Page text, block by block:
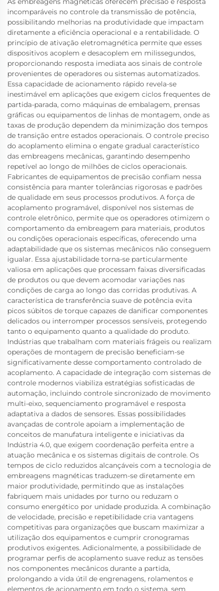
incomparáveis no controle da transmissão de potência,
possibilitando melhorias na produtividade que impactam
diretamente a eficiência operacional e a rentabilidade. O
princípio de ativação eletromagnética permite que esses
dispositivos acoplem e desacoplem em milissegundos,
proporcionando resposta imediata aos sinais de controle
provenientes de operadores ou sistemas automatizados.
Essa capacidade de acionamento rápido revela-se
inestimável em aplicações que exigem ciclos frequentes de
partida-parada, como máquinas de embalagem, prensas
gráficas ou equipamentos de linhas de montagem, onde as
taxas de produção dependem da minimização dos tempos
de transição entre estados operacionais. O controle preciso
do acoplamento elimina o engate gradual característico
das embreagens mecânicas, garantindo desempenho
repetível ao longo de milhões de ciclos operacionais.
Fabricantes de equipamentos de precisão confiam nessa
consistência para manter tolerâncias rigorosas e padrões
de qualidade em seus processos produtivos. A força de
acoplamento programável, disponível nos sistemas de
controle eletrônico, permite que os operadores otimizem o
comportamento da embreagem para materiais, produtos
ou condições operacionais específicas, oferecendo uma
adaptabilidade que os sistemas mecânicos não conseguem
igualar. Essa ajustabilidade torna-se particularmente
valiosa em aplicações que processam faixas diversificadas
de produtos ou que devem acomodar variações nas
condições de carga ao longo das corridas produtivas. A
característica de transferência suave de potência evita
picos súbitos de torque capazes de danificar componentes
delicados ou interromper processos sensíveis, protegendo
tanto o equipamento quanto a qualidade do produto.
Indústrias que trabalham com materiais frágeis ou realizam
operações de montagem de precisão beneficiam-se
significativamente desse comportamento controlado de
acoplamento. A capacidade de integração com sistemas de
controle modernos viabiliza estratégias sofisticadas de
automação, incluindo controle sincronizado de movimento
multi-eixo, sequenciamento programável e resposta
adaptativa a dados de sensores. Essas possibilidades
avançadas de controle apoiam a implementação de
conceitos de manufatura inteligente e iniciativas da
Indústria 4.0, que exigem coordenação perfeita entre a
atuação mecânica e os sistemas digitais de controle. Os
tempos de ciclo reduzidos alcançáveis com a tecnologia de
embreagens magnéticas traduzem-se diretamente em
maior produtividade, permitindo que as instalações
fabriquem mais unidades por turno ou reduzam o
consumo energético por unidade produzida. A combinação
de velocidade, precisão e repetibilidade cria vantagens
competitivas para organizações que buscam maximizar a
utilização dos equipamentos e cumprir cronogramas
produtivos exigentes. Adicionalmente, a possibilidade de
programar perfis de acoplamento suave reduz as tensões
nos componentes mecânicos durante a partida,
prolongando a vida útil de engrenagens, rolamentos e
elementos de acionamento em todo o sistema, sem